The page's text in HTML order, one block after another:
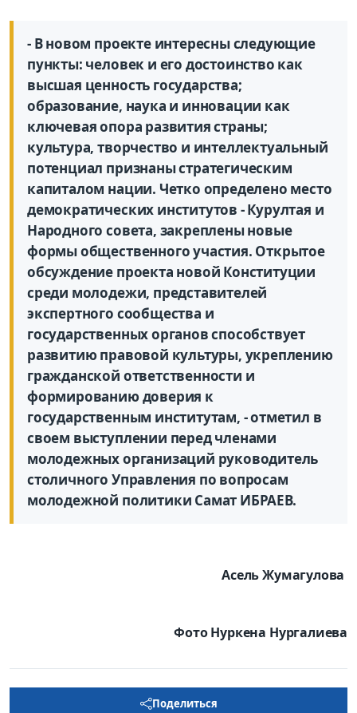
- В новом проекте интересны следующие
пункты: человек и его достоинство как
высшая ценность государства;
образование, наука и инновации как
ключевая опора развития страны;
культура, творчество и интеллектуальный
потенциал признаны стратегическим
капиталом нации. Четко определено место
демократических институтов - Курултая и
Народного совета, закреплены новые
формы общественного участия. Открытое
обсуждение проекта новой Конституции
среди молодежи, представителей
экспертного сообщества и
государственных органов способствует
развитию правовой культуры, укреплению
гражданской ответственности и
формированию доверия к
государственным институтам, - отметил в
своем выступлении перед членами
молодежных организаций руководитель
столичного Управления по вопросам
молодежной политики Самат ИБРАЕВ.
Асель Жумагулова
Фото Нуркена Нургалиева
Поделиться